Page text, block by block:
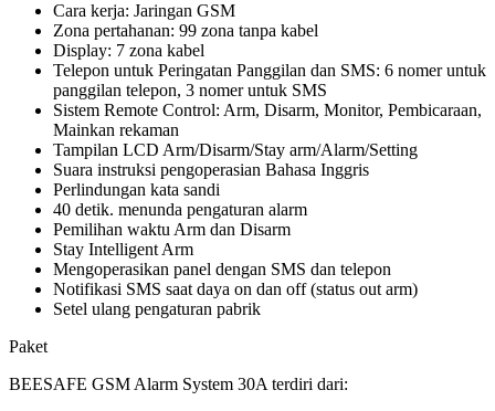
Cara kerja: Jaringan GSM
Zona pertahanan: 99 zona tanpa kabel
Display: 7 zona kabel
Telepon untuk Peringatan Panggilan dan SMS: 6 nomer untuk
panggilan telepon, 3 nomer untuk SMS
Sistem Remote Control: Arm, Disarm, Monitor, Pembicaraan,
Mainkan rekaman
Tampilan LCD Arm/Disarm/Stay arm/Alarm/Setting
Suara instruksi pengoperasian Bahasa Inggris
Perlindungan kata sandi
40 detik. menunda pengaturan alarm
Pemilihan waktu Arm dan Disarm
Stay Intelligent Arm
Mengoperasikan panel dengan SMS dan telepon
Notifikasi SMS saat daya on dan off (status out arm)
Setel ulang pengaturan pabrik
Paket
BEESAFE GSM Alarm System 30A terdiri dari: